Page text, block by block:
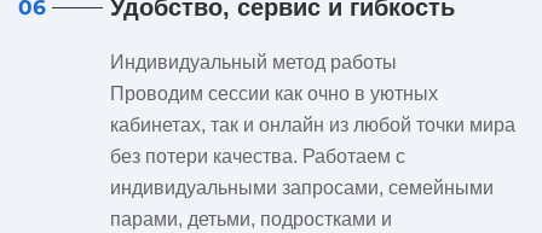
06 Удобство, сервис и гибкость
Индивидуальный метод работы
Проводим сессии как очно в уютных
кабинетах, так и онлайн из любой точки мира
без потери качества. Работаем с
индивидуальными запросами, семейными
парами, детьми, подростками и